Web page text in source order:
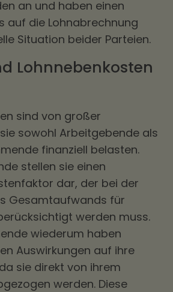
an und haben einen
auf die Lohnabrechnung
Situation beider Parteien.
Lohnnebenkosten
sind von großer
sowohl Arbeitgebende als
finanziell belasten.
stellen sie einen
dar, der bei der
Gesamtaufwands für
werden muss.
wiederum haben
Auswirkungen auf ihre
sie direkt von ihrem
werden. Diese